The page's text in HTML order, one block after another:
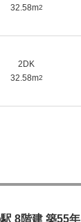
32.58m2
2DK
32.58m2
8階建 築55年